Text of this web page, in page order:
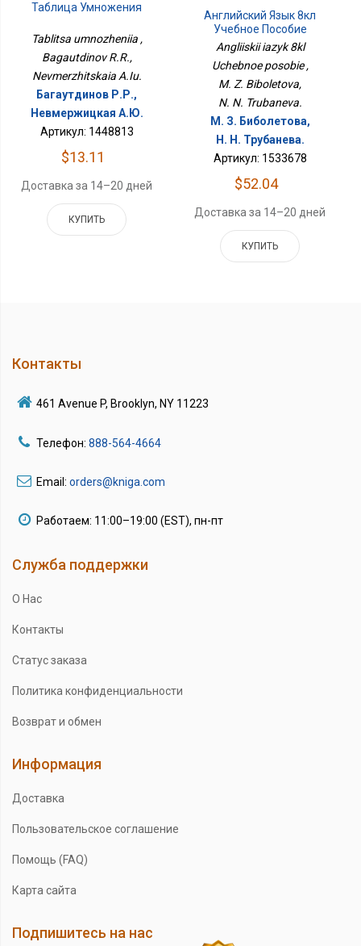
Таблица Умножения
Tablitsa umnozheniia ,
Bagautdinov R.R.,
Nevmerzhitskaia A.Iu.
Багаутдинов Р.Р.,
Невмержицкая А.Ю.
Артикул: 1448813
$13.11
Доставка за 14–20 дней
КУПИТЬ
Английский Язык 8кл
Учебное Пособие
Angliiskii iazyk 8kl
Uchebnoe posobie ,
M. Z. Biboletova,
N. N. Trubaneva.
М. З. Биболетова,
Н. Н. Трубанева.
Артикул: 1533678
$52.04
Доставка за 14–20 дней
КУПИТЬ
Контакты
461 Avenue P, Brooklyn, NY 11223
Телефон: 888-564-4664
Email: orders@kniga.com
Работаем: 11:00–19:00 (EST), пн-пт
Служба поддержки
О Нас
Контакты
Статус заказа
Политика конфиденциальности
Возврат и обмен
Информация
Доставка
Пользовательское соглашение
Помощь (FAQ)
Карта сайта
Подпишитесь на нас